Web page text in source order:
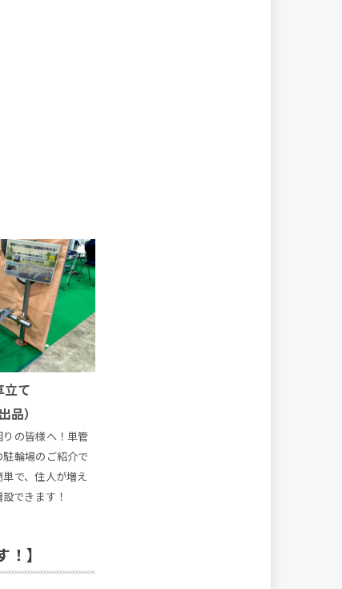
立て
品）
の皆様へ！単管
輪場のご紹介で
で、住人が増え
できます！
】